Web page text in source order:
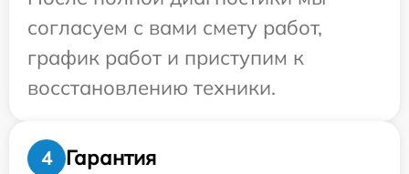
согласуем с вами смету работ,
график работ и приступим к
восстановлению техники.
4
Гарантия